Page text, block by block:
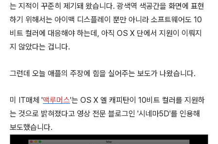
는 지적이 꾸준히 제기돼 왔습니다. 광색역 색공간을 화면에 표현
하기 위해서는 아이맥 디스플레이 뿐만 아니라 소프트웨어도 10
비트 컬러에 대응해야 하는데, 아직 OS X 단에서 지원이 이뤄지
지 않았다는 겁니다.
그런데 오늘 애플의 주장에 힘을 실어주는 보도가 나왔습니다.
미 IT매체 '맥루머스'는 OS X 엘 캐피탄이 10비트 컬러를 지원하
는 것으로 밝혀졌다고 영상 전문 블로그인 '시네마5D'를 인용해
보도했습니다.